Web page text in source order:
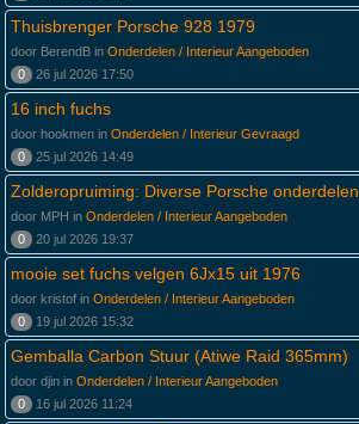
Thuisbrenger Porsche 928 1979
door BerendB in Onderdelen / Interieur Aangeboden
0
26 jul 2026 17:50
16 inch fuchs
door hookmen in Onderdelen / Interieur Gevraagd
0
25 jul 2026 14:49
Zolderopruiming: Diverse Porsche onderdelen.
door MPH in Onderdelen / Interieur Aangeboden
0
20 jul 2026 19:37
mooie set fuchs velgen 6Jx15 uit 1976
door kristof in Onderdelen / Interieur Aangeboden
0
19 jul 2026 15:32
Gemballa Carbon Stuur (Atiwe Raid 365mm)
door djin in Onderdelen / Interieur Aangeboden
0
16 jul 2026 11:24